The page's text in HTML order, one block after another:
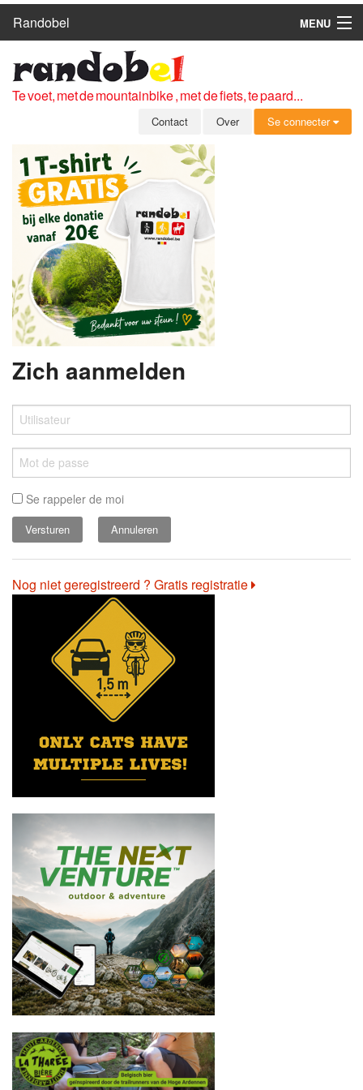
Randobel
MENU
ROUTES
CLUBS
OVER
LEDEN
ZICH AANMELDEN
GRATIS REGISTRATIE
WACHTWOORD VERGETEN
Te voet, met de mountainbike , met de fiets, te paard...
Contact Over Se connecter
Zich aanmelden
Se rappeler de moi
Annuleren
Nog niet geregistreerd ? Gratis registratie